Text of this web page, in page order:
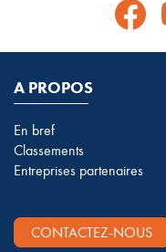
A PROPOS
En bref
Classements
Entreprises partenaires
CONTACTEZ-NOUS